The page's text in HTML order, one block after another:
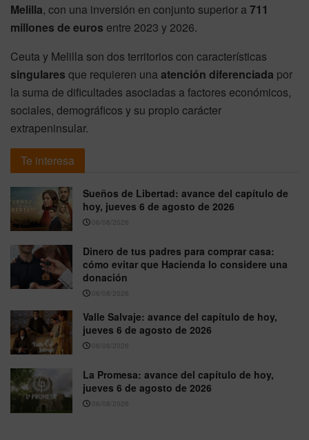
Melilla, con una inversión en conjunto superior a711
millones de euros entre 2023 y 2026.
Ceuta y Melilla son dos territorios con características
singulares que requieren unaatención diferenciada por
la suma de dificultades asociadas a factores económicos,
sociales, demográficos y su propio carácter
extrapeninsular.
Te interesa
Sueños de Libertad: avance del capítulo de
hoy, jueves 6 de agosto de 2026
06/08/2026
Dinero de tus padres para comprar casa:
cómo evitar que Hacienda lo considere una
donación
06/08/2026
Valle Salvaje: avance del capítulo de hoy,
jueves 6 de agosto de 2026
06/08/2026
La Promesa: avance del capítulo de hoy,
jueves 6 de agosto de 2026
06/08/2026